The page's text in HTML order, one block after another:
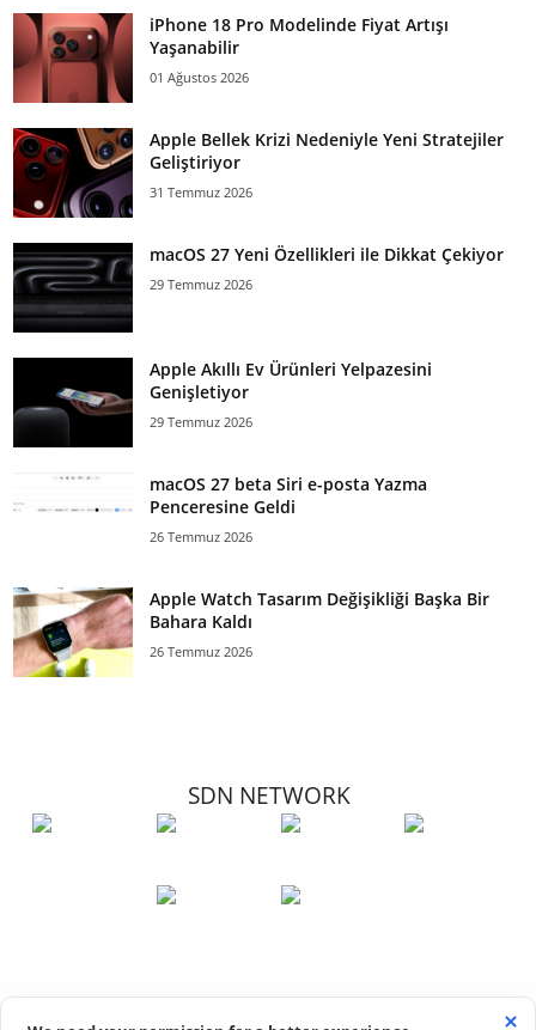
iPhone 18 Pro Modelinde Fiyat Artışı
Yaşanabilir
01 Ağustos 2026
Apple Bellek Krizi Nedeniyle Yeni Stratejiler
Geliştiriyor
31 Temmuz 2026
macOS 27 Yeni Özellikleri ile Dikkat Çekiyor
29 Temmuz 2026
Apple Akıllı Ev Ürünleri Yelpazesini
Genişletiyor
29 Temmuz 2026
macOS 27 beta Siri e-posta Yazma
Penceresine Geldi
26 Temmuz 2026
Apple Watch Tasarım Değişikliği Başka Bir
Bahara Kaldı
26 Temmuz 2026
SDN NETWORK